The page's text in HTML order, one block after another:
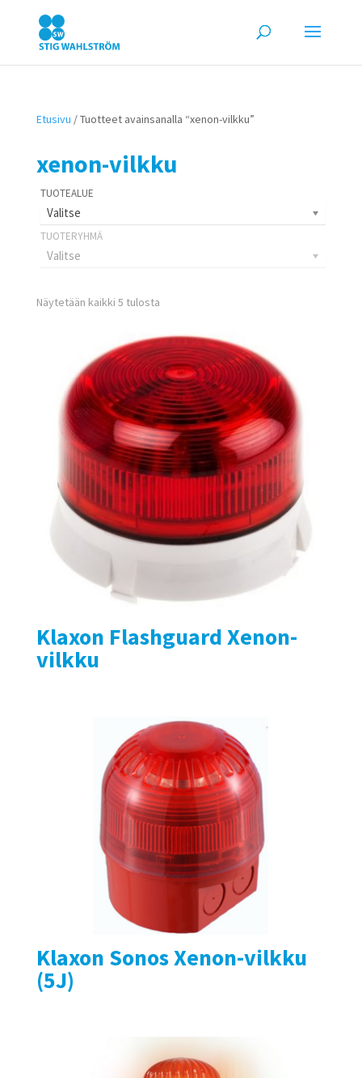
Etusivu / Tuotteet avainsanalla “xenon-vilkku”
xenon-vilkku
Valitse
Valitse
Näytetään kaikki 5 tulosta
Klaxon Flashguard Xenon-
vilkku
Klaxon Sonos Xenon-vilkku
(5J)